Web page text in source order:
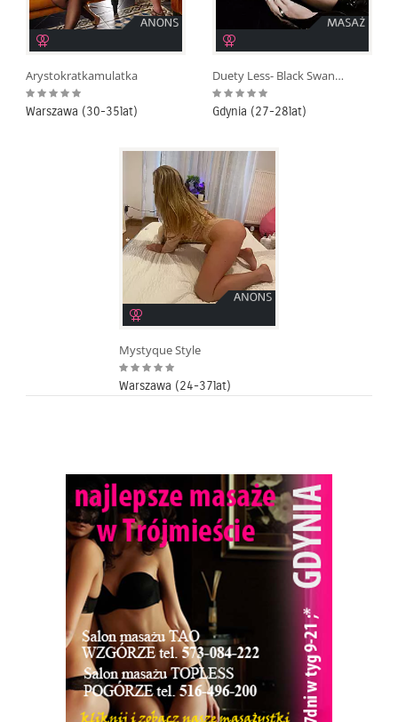
Arystokratkamulatka
Warszawa (30-35lat)
Duety Less- Black Swan na Olimpie
Gdynia (27-28lat)
Mystyque Style
Warszawa (24-37lat)